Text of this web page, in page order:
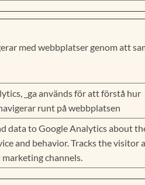
med webbplatser genom att
_ga används för att förstå hur
runt på webbplatsen
data to Google Analytics about
and behavior. Tracks the visitor
marketing channels.